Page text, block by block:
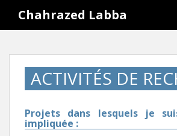
i
Chahrazed Labba
ACTIVITÉS DE
Projets dans lesquels je
impliquée :